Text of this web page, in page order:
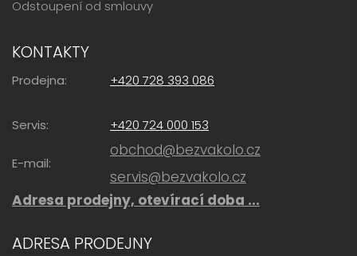
Odstoupení od smlouvy
KONTAKTY
Prodejna: +420 728 393 086
Servis: +420 724 000 153
E-mail:
obchod@bezvakolo.cz
servis@bezvakolo.cz
Adresa prodejny, otevírací doba ...
ADRESA PRODEJNY